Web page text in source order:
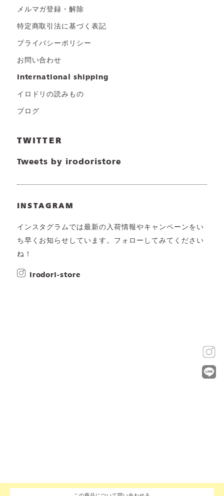
メルマガ登録・解除
特定商取引法に基づく表記
プライバシーポリシー
お問い合わせ
international shipping
イロドリの読みもの
ブログ
TWITTER
Tweets by irodoristore
INSTAGRAM
インスタグラムでは最新の入荷情報やキャンペーンをい
ち早くお知らせしています。フォローしてみてください
ね！
irodori-store